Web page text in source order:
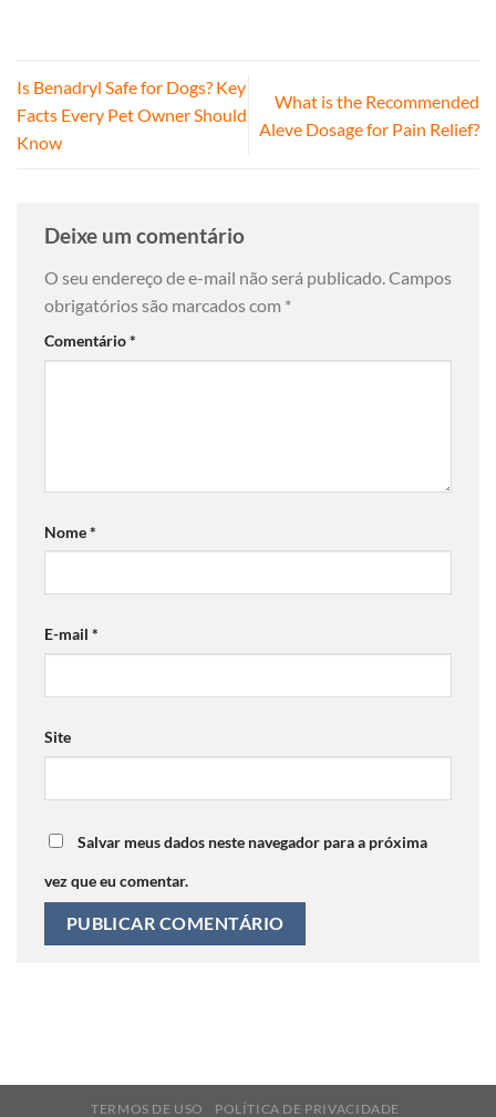
Is Benadryl Safe for Dogs? Key
Facts Every Pet Owner Should
Know
What is the Recommended
Aleve Dosage for Pain Relief?
Deixe um comentário
O seu endereço de e-mail não será publicado.Campos
obrigatórios são marcados com *
Comentário*
Nome*
E-mail *
Site
Salvar meus dados neste navegador para a próxima
vez que eu comentar.
TERMOS DE USO
POLÍTICA DE PRIVACIDADE